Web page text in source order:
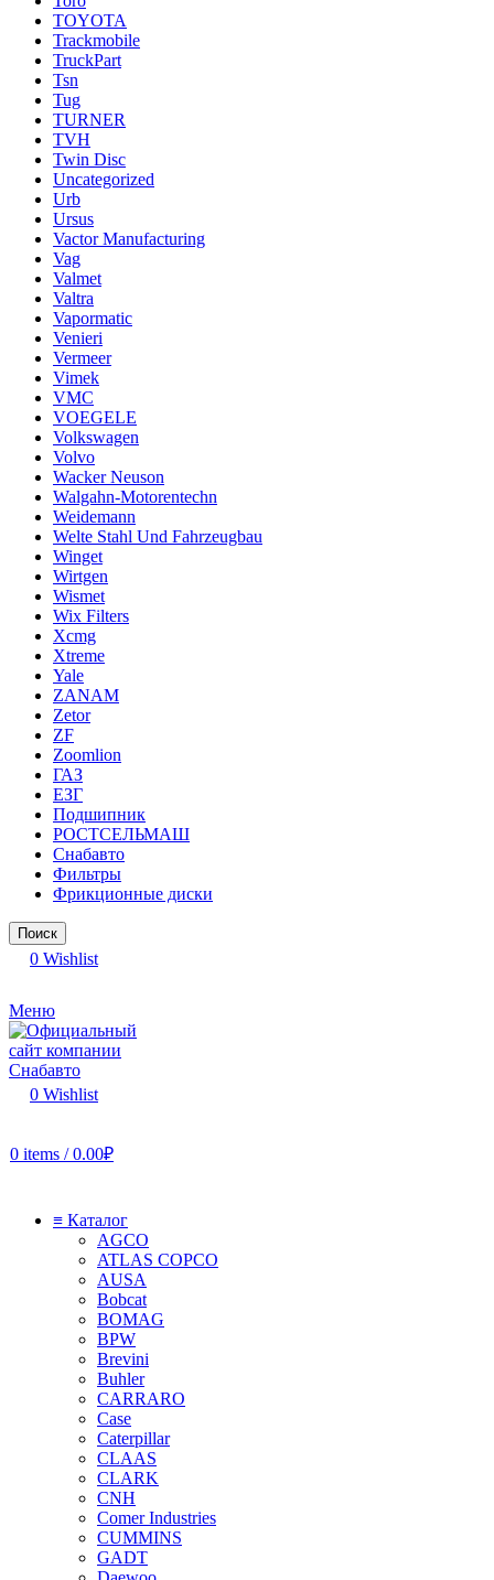
TOYOTA
Trackmobile
TruckPart
Tsn
Tug
TURNER
TVH
Twin Disc
Uncategorized
Urb
Ursus
Vactor Manufacturing
Vag
Valmet
Valtra
Vapormatic
Venieri
Vermeer
Vimek
VMC
VOEGELE
Volkswagen
Volvo
Wacker Neuson
Walgahn-Motorentechn
Weidemann
Welte Stahl Und Fahrzeugbau
Winget
Wirtgen
Wismet
Wix Filters
Xcmg
Xtreme
Yale
ZANAM
Zetor
ZF
Zoomlion
ГАЗ
ЕЗГ
Подшипник
РОСТСЕЛЬМАШ
Снабавто
Фильтры
Фрикционные диски
Поиск
0 Wishlist
Меню
0 Wishlist
0 items / 0.00₽
≡ Каталог
AGCO
ATLAS COPCO
AUSA
Bobcat
BOMAG
BPW
Brevini
Buhler
CARRARO
Case
Caterpillar
CLAAS
CLARK
CNH
Comer Industries
CUMMINS
GADT